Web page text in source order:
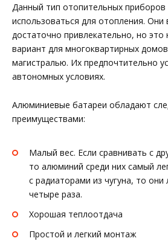
Данный тип отопительных
использоваться для отопления. Они
достаточно привлекательно, но
вариант для многоквартирных
магистралью. Их предпочтительно
автономных условиях.
Алюминиевые батареи обладают
преимуществами:
Малый вес. Если сравнивать с
то алюминий среди них самый
с радиаторами из чугуна, то они
четыре раза.
Хорошая теплоотдача
Простой и легкий монтаж